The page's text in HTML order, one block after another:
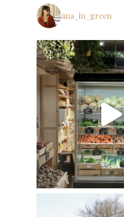
ana_in_green